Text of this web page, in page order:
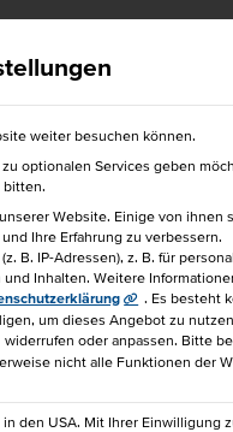
hkbis@hkbis.de
weiter besuchen können.
optionalen Services geben
bitten.
Website. Einige von ihnen
Ihre Erfahrung zu verbessern.
B. IP-Adressen), z. B. für
Inhalten. Weitere
. Es besteht
um dieses Angebot zu
widerrufen oder anpassen. Bitte
nicht alle Funktionen der
den USA. Mit Ihrer Einwilligung